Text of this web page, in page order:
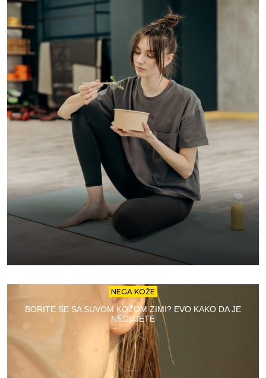
NEGA KOŽE
BORITE SE SA SUVOM KOŽOM ZIMI? EVO KAKO DA JE
NEGUJETE